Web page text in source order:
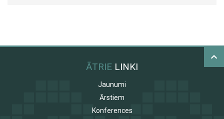
ĀTRIE LINKI
Jaunumi
Ārstiem
Konferences